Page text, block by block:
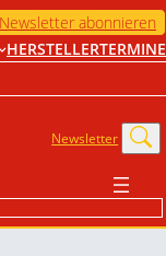
Newsletter abonnieren
HERSTELLERTERMINE
Newsletter